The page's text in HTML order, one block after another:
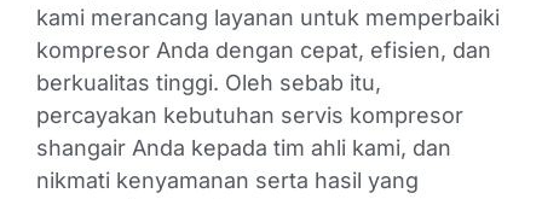
kami merancang layanan untuk memperbaiki
kompresor Anda dengan cepat, efisien, dan
berkualitas tinggi. Oleh sebab itu,
percayakan kebutuhan servis kompresor
shangair Anda kepada tim ahli kami, dan
nikmati kenyamanan serta hasil yang